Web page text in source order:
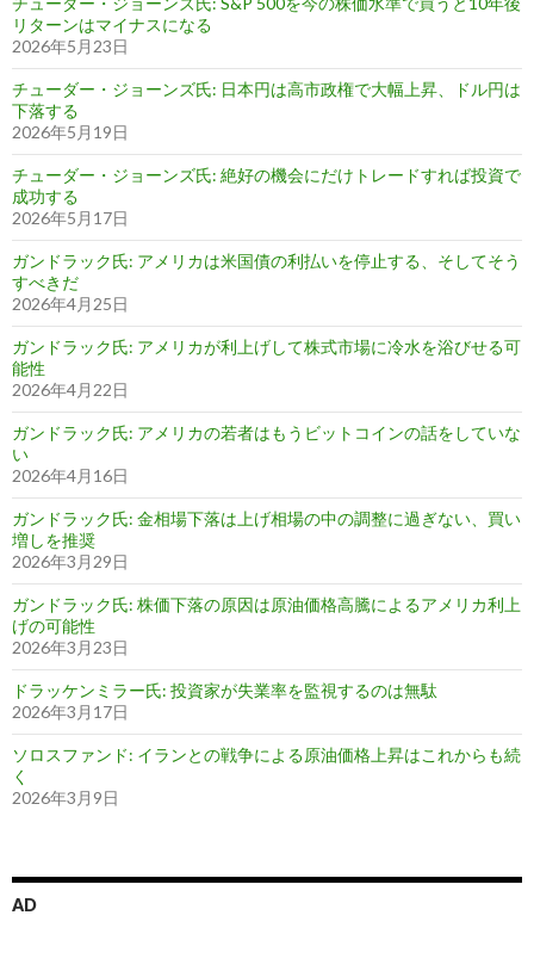
リターンはマイナスになる
2026年5月23日
チューダー・ジョーンズ氏: 日本円は高市政権で大幅上昇、ドル円は
下落する
2026年5月19日
チューダー・ジョーンズ氏: 絶好の機会にだけトレードすれば投資で
成功する
2026年5月17日
ガンドラック氏: アメリカは米国債の利払いを停止する、そしてそう
すべきだ
2026年4月25日
ガンドラック氏: アメリカが利上げして株式市場に冷水を浴びせる可
能性
2026年4月22日
ガンドラック氏: アメリカの若者はもうビットコインの話をしていな
い
2026年4月16日
ガンドラック氏: 金相場下落は上げ相場の中の調整に過ぎない、買い
増しを推奨
2026年3月29日
ガンドラック氏: 株価下落の原因は原油価格高騰によるアメリカ利上
げの可能性
2026年3月23日
ドラッケンミラー氏: 投資家が失業率を監視するのは無駄
2026年3月17日
ソロスファンド: イランとの戦争による原油価格上昇はこれからも続
く
2026年3月9日
AD